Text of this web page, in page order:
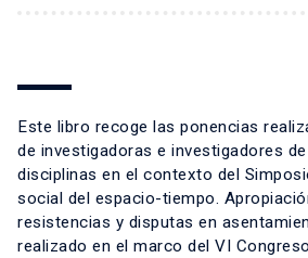
Este libro recoge las ponencias
de investigadoras e investigadores
disciplinas en el contexto del
social del espacio-tiempo.
resistencias y disputas en
realizado en el marco del VI